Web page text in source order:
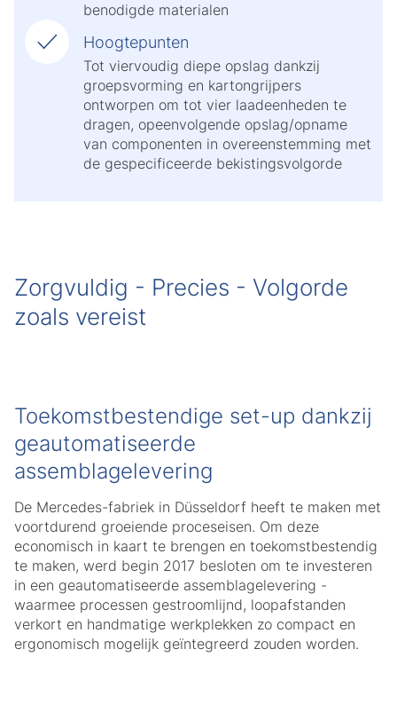
benodigde materialen
Hoogtepunten
Tot viervoudig diepe opslag dankzij
groepsvorming en kartongrijpers
ontworpen om tot vier laadeenheden te
dragen, opeenvolgende opslag/opname
van componenten in overeenstemming met
de gespecificeerde bekistingsvolgorde
Zorgvuldig - Precies - Volgorde
zoals vereist
Toekomstbestendige set-up dankzij
geautomatiseerde
assemblagelevering
De Mercedes-fabriek in Düsseldorf heeft te maken met
voortdurend groeiende proceseisen. Om deze
economisch in kaart te brengen en toekomstbestendig
te maken, werd begin 2017 besloten om te investeren
in een geautomatiseerde assemblagelevering -
waarmee processen gestroomlijnd, loopafstanden
verkort en handmatige werkplekken zo compact en
ergonomisch mogelijk geïntegreerd zouden worden.